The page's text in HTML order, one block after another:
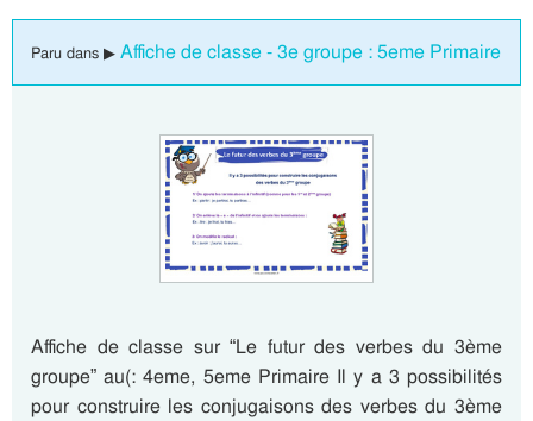
Paru dans ▶ Affiche de classe - 3e groupe : 5eme Primaire
Affiche de classe sur “Le futur des verbes du 3ème
groupe” au(: 4eme, 5eme Primaire Il y a 3 possibilités
pour construire les conjugaisons des verbes du 3ème